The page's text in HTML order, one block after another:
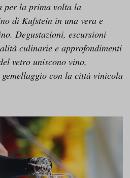
per la prima volta la
di Kufstein in una vera e
Degustazioni, escursioni
culinarie e approfondimenti
vetro uniscono vino,
con la città vinicola